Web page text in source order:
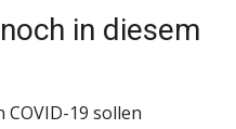
in diesem
19 sollen